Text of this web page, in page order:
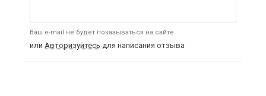
Ваш e-mail не будет показываться на сайте
или Авторизуйтесь для написания отзыва